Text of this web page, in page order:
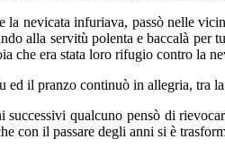
la nevicata infuriava, passò nelle
alla servitù polenta e baccalà per
che era stata loro rifugio contro la
ed il pranzo continuò in allegria, tra
successivi qualcuno pensò di
con il passare degli anni si è